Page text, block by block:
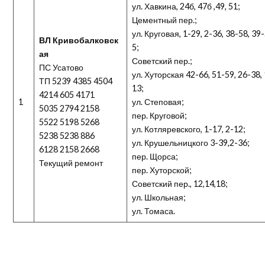
1
ВЛ Кривобалковск
ая
ПС Усатово
ТП 5239 4385 4504
4214 605 4171
5035 2794 2158
5522 5198 5268
5238 5238 886
6128 2158 2668
Текущий ремонт
ул. Хавкина, 24б, 47б ,49, 51;
Цементный пер.;
ул. Круговая, 1-29, 2-36, 38-58,
5;
Советский пер.;
ул. Хуторская 42-66, 51-59, 26-38,
13;
ул. Степовая;
пер. Круговой;
ул. Котляревского, 1-17, 2-12;
ул. Крушельницкого 3-39,2-36;
пер. Щорса;
пер. Хуторской;
Советский пер., 12,14,18;
ул. Школьная;
ул. Томаса.